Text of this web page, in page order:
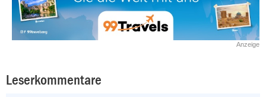
Anzeige
Leserkommentare